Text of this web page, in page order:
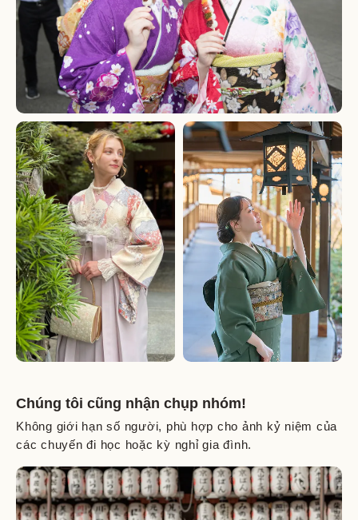
Chúng tôi cũng nhận chụp nhóm!
Không giới hạn số người, phù hợp cho ảnh kỷ niệm của
các chuyến đi học hoặc kỳ nghỉ gia đình.